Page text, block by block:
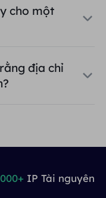
cho một
địa chỉ
IP Tài nguyên